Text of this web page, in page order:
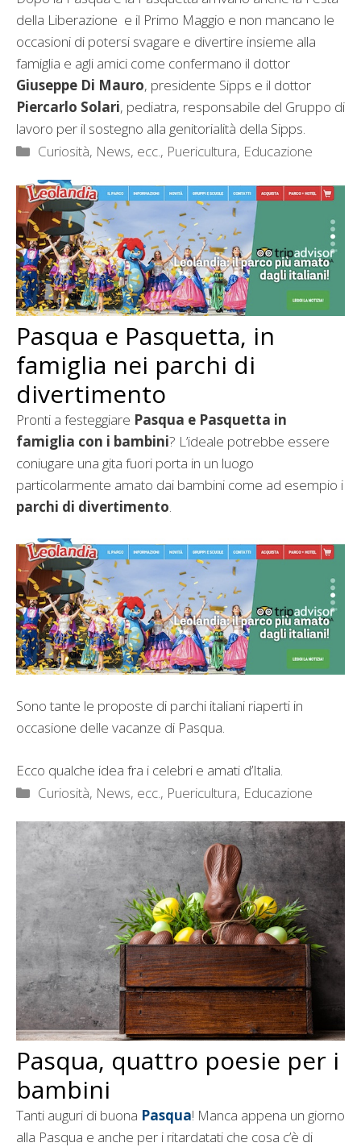
della Liberazione e il Primo Maggio e non mancano le
occasioni di potersi svagare e divertire insieme alla
famiglia e agli amici come confermano il dottor
Giuseppe Di Mauro, presidente Sipps e il dottor
Piercarlo Solari, pediatra, responsabile del Gruppo di
lavoro per il sostegno alla genitorialità della Sipps.
Categorie
Curiosità, News, ecc., Puericultura, Educazione
Pasqua e Pasquetta, in
famiglia nei parchi di
divertimento
Pronti a festeggiare Pasqua e Pasquetta in
famiglia con i bambini? L’ideale potrebbe essere
coniugare una gita fuori porta in un luogo
particolarmente amato dai bambini come ad esempio i
parchi di divertimento.
Sono tante le proposte di parchi italiani riaperti in
occasione delle vacanze di Pasqua.
Ecco qualche idea fra i celebri e amati d’Italia.
Categorie
Curiosità, News, ecc., Puericultura, Educazione
Pasqua, quattro poesie per i
bambini
Tanti auguri di buona Pasqua! Manca appena un giorno
alla Pasqua e anche per i ritardatati che cosa c’è di